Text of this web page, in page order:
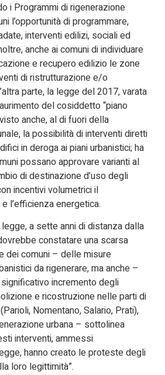
i Programmi di rigenerazione
l’opportunità di programmare,
interventi edilizi, sociali ed
anche ai comuni di individuare
e recupero edilizio le zone
di ristrutturazione e/o
parte, la legge del 2017, varata
del cosiddetto “piano
anche, al di fuori della
la possibilità di interventi diretti
in deroga ai piani urbanistici; ha
possano approvare varianti al
di destinazione d’uso degli
incentivi volumetrici il
l’efficienza energetica.
a sette anni di distanza dalla
constatare una scarsa
dei comuni – delle misure
da rigenerare, ma anche –
incremento degli
e ricostruzione nelle parti di
Nomentano, Salario, Prati),
urbana – sottolinea
interventi, ammessi
hanno creato le proteste degli
loro legittimità”.